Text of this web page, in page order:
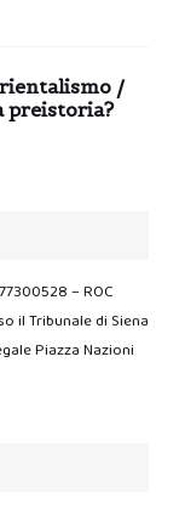
/
preistoria?
– ROC
il Tribunale di Siena
Piazza Nazioni